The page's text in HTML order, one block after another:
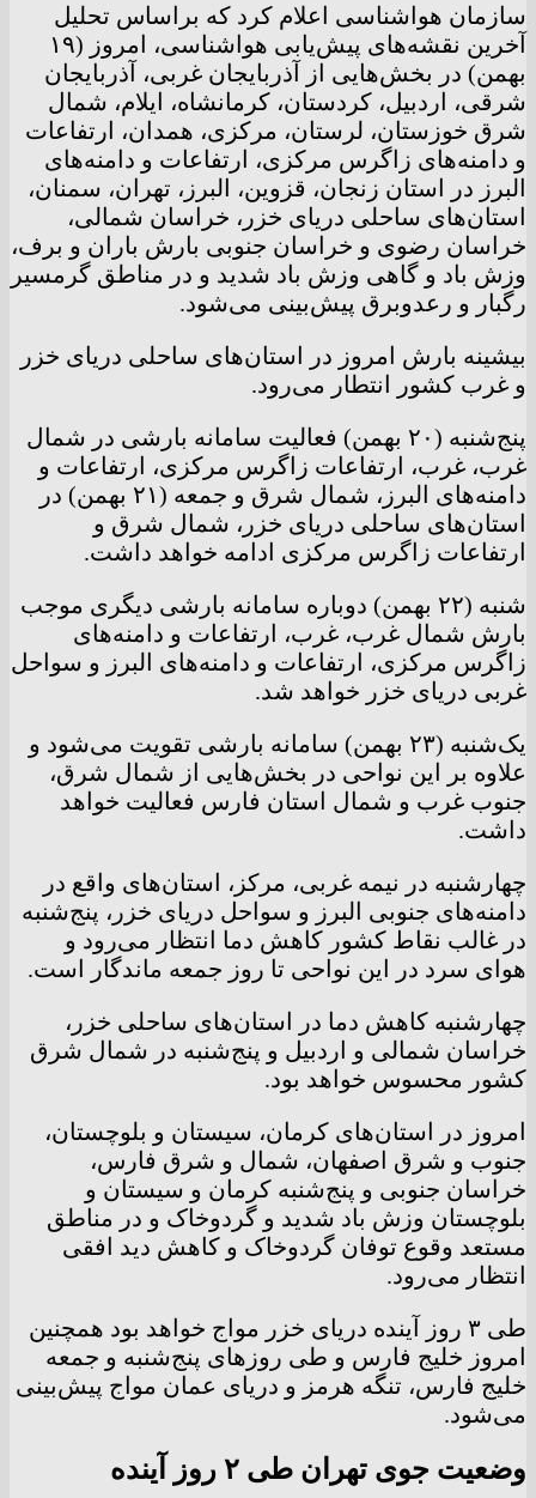
سازمان هواشناسی اعلام کرد که براساس تحلیل
آخرین نقشه‌های پیش‌یابی هواشناسی، امروز (۱۹
بهمن) در بخش‌هایی از آذربایجان غربی، آذربایجان
شرقی، اردبیل، کردستان، کرمانشاه، ایلام، شمال
شرق خوزستان، لرستان، مرکزی، همدان، ارتفاعات
و دامنه‌های زاگرس مرکزی، ارتفاعات و دامنه‌های
البرز در استان زنجان، قزوین، البرز، تهران، سمنان،
استان‌های ساحلی دریای خزر، خراسان شمالی،
خراسان رضوی و خراسان جنوبی بارش باران و برف،
وزش باد و گاهی وزش باد شدید و در مناطق گرمسیر
رگبار و رعدوبرق پیش‌بینی می‌شود.
بیشینه بارش امروز در استان‌های ساحلی دریای خزر
و غرب کشور انتطار می‌رود.
پنج‌شنبه (۲۰ بهمن) فعالیت سامانه بارشی در شمال
غرب، غرب، ارتفاعات زاگرس مرکزی، ارتفاعات و
دامنه‌های البرز، شمال شرق و جمعه (۲۱ بهمن) در
استان‌های ساحلی دریای خزر، شمال شرق و
ارتفاعات زاگرس مرکزی ادامه خواهد داشت.
شنبه (۲۲ بهمن) دوباره سامانه بارشی دیگری موجب
بارش شمال غرب، غرب، ارتفاعات و دامنه‌های
زاگرس مرکزی، ارتفاعات و دامنه‌های البرز و سواحل
غربی دریای خزر خواهد شد.
یک‌شنبه (۲۳ بهمن) سامانه بارشی تقویت می‌شود و
علاوه بر این نواحی در بخش‌هایی از شمال شرق،
جنوب غرب و شمال استان فارس فعالیت خواهد
داشت.
چهارشنبه در نیمه غربی، مرکز، استان‌های واقع در
دامنه‌های جنوبی البرز و سواحل دریای خزر، پنج‌شنبه
در غالب نقاط کشور کاهش دما انتظار می‌رود و
هوای سرد در این نواحی تا روز جمعه ماندگار است‌.
چهارشنبه کاهش دما در استان‌های ساحلی خزر،
خراسان شمالی و اردبیل و پنج‌شنبه در شمال شرق
کشور محسوس خواهد بود.
امروز در استان‌های کرمان، سیستان و بلوچستان،
جنوب و شرق اصفهان، شمال و شرق فارس،
خراسان جنوبی و پنج‌شنبه کرمان و سیستان و
بلوچستان وزش باد شدید و گردوخاک و در مناطق
مستعد وقوع توفان گردوخاک و کاهش دید افقی
انتظار می‌رود.
طی ۳ روز آینده دریای خزر مواج خواهد بود همچنین
امروز خلیج فارس و طی روزهای پنج‌شنبه و جمعه
خلیج فارس، تنگه هرمز و دریای عمان مواج پیش‌بینی
می‌شود.
وضعیت جوی تهران طی ۲ روز آینده